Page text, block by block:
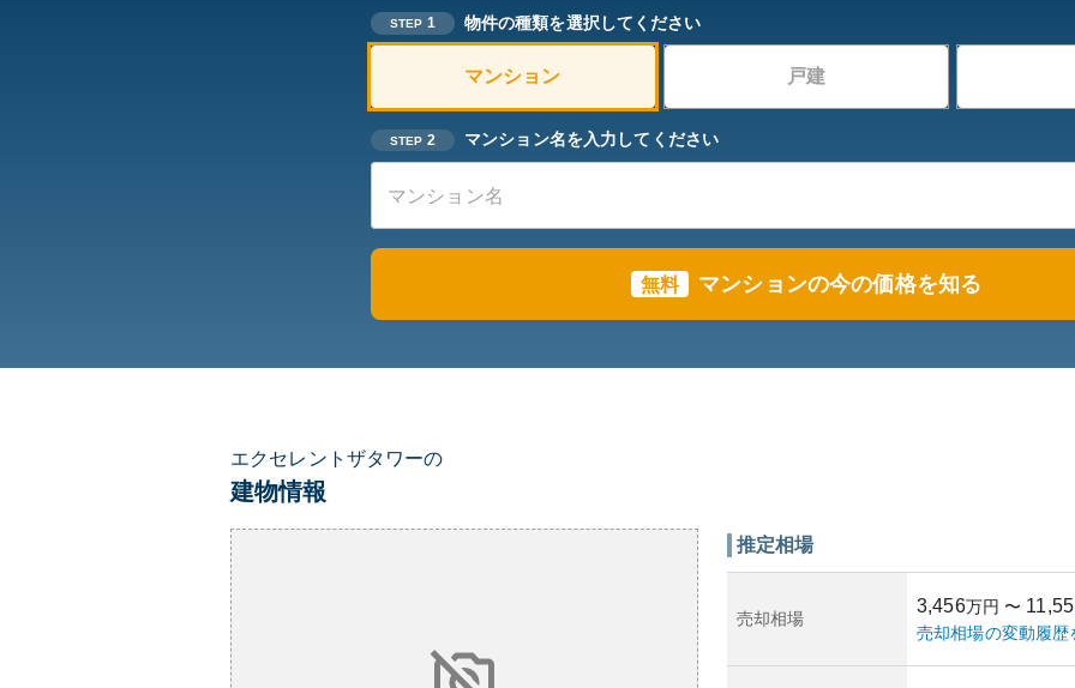
STEP 1 物件の種類を選択してください
マンション 戸建
STEP 2 マンション名を入力してください
無料 マンションの今の価格を知る
エクセレントザタワーの
建物情報
推定相場
売却相場
3,456万円 〜
売却相場の変動履歴